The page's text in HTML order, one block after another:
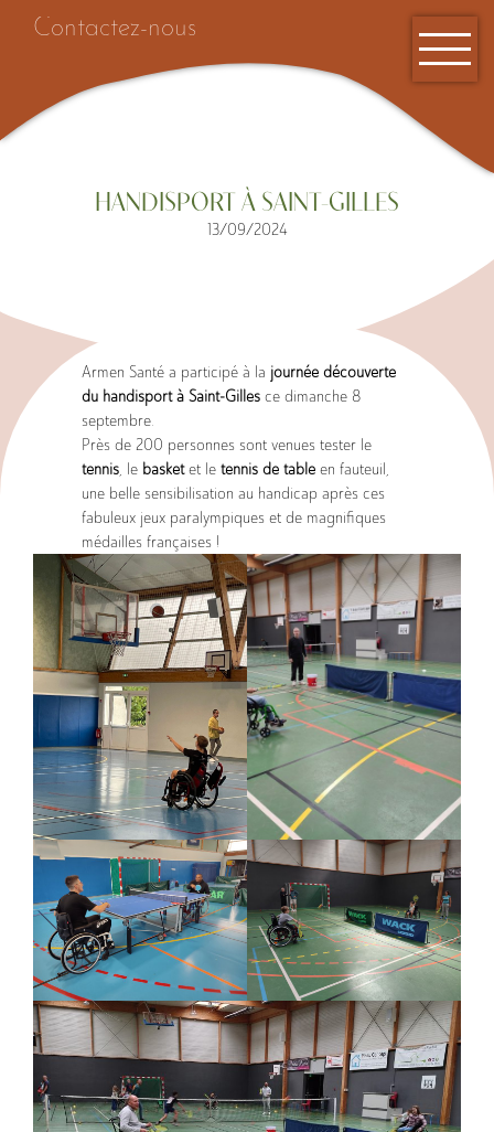
Contactez-nous
Accueil
Services
Produits
Le lit Orbit
HANDISPORT À SAINT-GILLES
13/09/2024
Armen Santé a participé à la journée découverte
du handisport à Saint-Gillesce dimanche 8
septembre.
Près de 200 personnes sont venues tester le
tennis, le basketet le tennis de tableen fauteuil,
une belle sensibilisation au handicap après ces
fabuleux jeux paralympiques et de magnifiques
médailles françaises !